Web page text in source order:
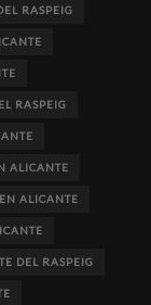
RASPEIG
RASPEIG
ALICANTE
ALICANTE
DEL RASPEIG